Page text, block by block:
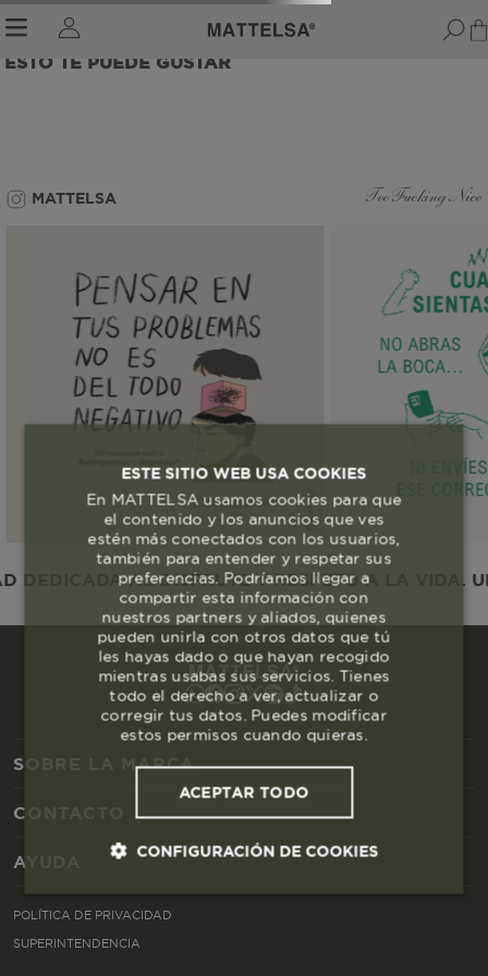
ESTO TE PUEDE GUSTAR
MATTELSA Too Fucking Nice
AL DISFRUTE Y RESPETO A LA VIDA.
SOBRE LA MARCA
CONTACTO
AYUDA
POLÍTICA DE PRIVACIDAD
SUPERINTENDENCIA
ESTE SITIO WEB USA COOKIES
En MATTELSA usamos cookies para que
el contenido y los anuncios que ves
estén más conectados con los usuarios,
también para entender y respetar sus
preferencias. Podríamos llegar a
compartir esta información con
nuestros partners y aliados, quienes
pueden unirla con otros datos que tú
les hayas dado o que hayan recogido
mientras usabas sus servicios. Tienes
todo el derecho a ver, actualizar o
corregir tus datos. Puedes modificar
estos permisos cuando quieras.
ACEPTAR TODO
CONFIGURACIÓN DE COOKIES
Cookies esenciales y necesarias